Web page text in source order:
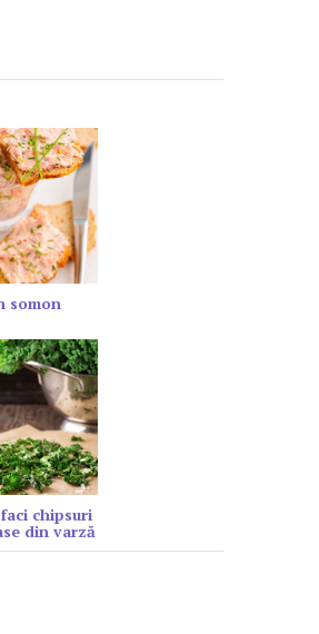
somon
chipsuri
din varză